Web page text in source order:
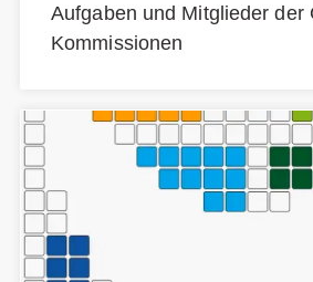
Aufgaben und Mitglieder der
Kommissionen